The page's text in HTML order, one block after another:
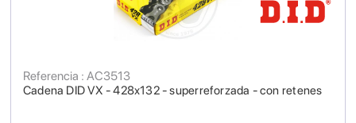
Cadena DID VX - 428x132 - superreforzada - con retenes
Referencia : AC3513